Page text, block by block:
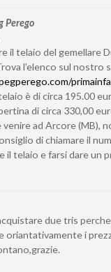
Perego
il telaio del gemellare
l’elenco sul nostro
è di circa 195.00
di circa 330,00
venire ad Arcore (MB),
di chiamare il
il telaio e farsi dare un
due tris
oriantativamente i